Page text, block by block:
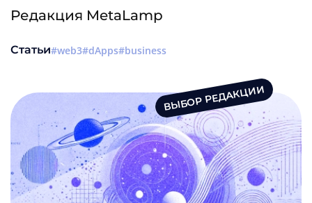
Редакция MetaLamp
Статьи web3 dApps business
ВЫБОР РЕДАКЦИИ